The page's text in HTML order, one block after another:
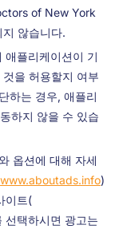
of New York
않습니다.
애플리케이션이 기
을 허용할지 여부
하는 경우, 애플리
하지 않을 수 있습
옵션에 대해 자세
www.aboutads.info)
이트(
선택하시면 광고는